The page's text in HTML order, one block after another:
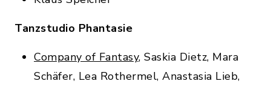
Tanzstudio Phantasie
Company of Fantasy, Saskia Dietz, Mara
Schäfer, Lea Rothermel, Anastasia Lieb,